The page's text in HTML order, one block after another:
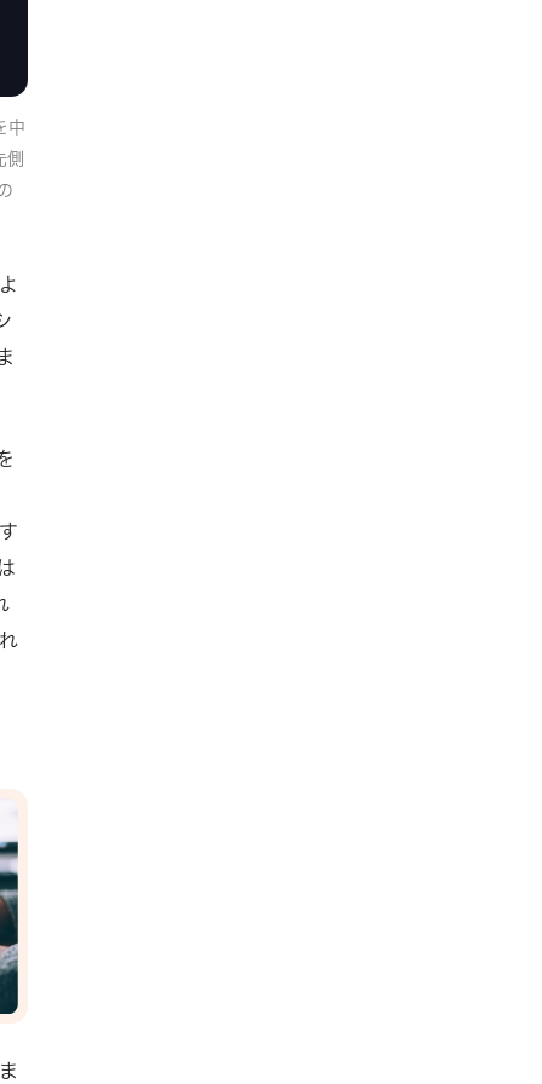
中
側